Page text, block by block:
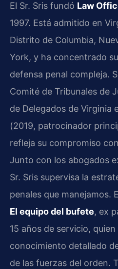
El Sr. Sris fundó Law
1997. Está admitido en
Distrito de Columbia,
York, y ha concentrado
defensa penal compleja.
Comité de Tribunales de
de Delegados de Virginia
(2019, patrocinador
refleja su compromiso
Junto con los abogados
Sr. Sris supervisa la
penales que manejamos.
El equipo del bufete, ex
15 años de servicio,
conocimiento detallado
de las fuerzas del orden.